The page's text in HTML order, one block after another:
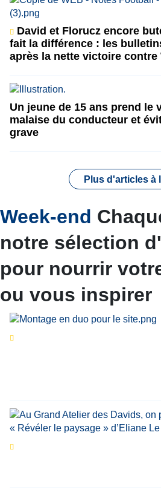
David et Florucz encore
fait la différence : les
après la nette victoire contre
Un jeune de 15 ans prend le
malaise du conducteur et
grave
Plus d'articles à
Week-end
notre sélection
pour nourrir
ou vous inspirer